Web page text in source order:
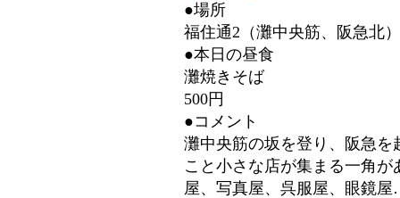
●場所
福住通2（灘中央筋、阪急北）
●本日の昼食
灘焼きそば
500円
●コメント
灘中央筋の坂を登り、阪急
こと小さな店が集まる一角
屋、写真屋、呉服屋、眼鏡